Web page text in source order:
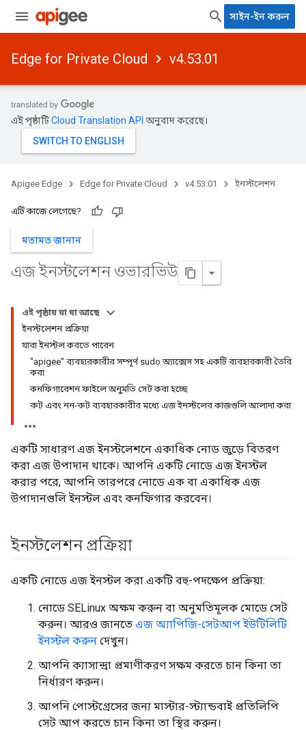
সাইন-ইন করুন
Edge for Private Cloud v4.53.01
এই পৃষ্ঠাটিCloud Translation API অনুবাদ করেছে।
Apigee Edge Edge for Private Cloud v4.53.01 ইনস্টলেশন
এটি কাজে লেগেছে?
মতামত জানান
এজ ইনস্টলেশন ওভারভিউ
এই পৃষ্ঠায় যা যা আছে
ইনস্টলেশন প্রক্রিয়া
যারা ইনস্টল করতে পারেন
"apigee" ব্যবহারকারীর সম্পূর্ণ sudo অ্যাক্সেস সহ একটি ব্যবহারকারী তৈরি
করা
কনফিগারেশন ফাইলে অনুমতি সেট করা হচ্ছে
রুট এবং নন-রুট ব্যবহারকারীর মধ্যে এজ ইনস্টলের কাজগুলি আলাদা করা
একটি সাধারণ এজ ইনস্টলেশনে একাধিক নোড জুড়ে বিতরণ
করা এজ উপাদান থাকে। আপনি একটি নোডে এজ ইনস্টল
করার পরে, আপনি তারপরে নোডে এক বা একাধিক এজ
উপাদানগুলি ইনস্টল এবং কনফিগার করবেন।
ইনস্টলেশন প্রক্রিয়া
একটি নোডে এজ ইনস্টল করা একটি বহু-পদক্ষেপ প্রক্রিয়া:
নোডে SELinux অক্ষম করুন বা অনুমতিমূলক মোডে সেট
করুন। আরও জানতে এজ অ্যাপিজি-সেটআপ ইউটিলিটি
ইনস্টল করুন দেখুন।
আপনি ক্যাসান্দ্রা প্রমাণীকরণ সক্ষম করতে চান কিনা তা
নির্ধারণ করুন।
আপনি পোস্টগ্রেসের জন্য মাস্টার-স্ট্যান্ডবাই প্রতিলিপি
সেট আপ করতে চান কিনা তা স্থির করুন।